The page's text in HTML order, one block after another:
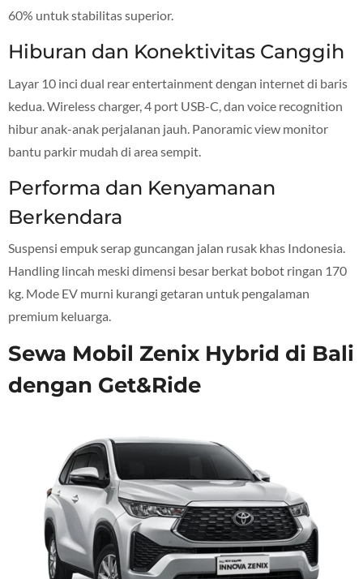
60% untuk stabilitas superior.
Hiburan dan Konektivitas Canggih
Layar 10 inci dual rear entertainment dengan internet di baris
kedua. Wireless charger, 4 port USB-C, dan voice recognition
hibur anak-anak perjalanan jauh. Panoramic view monitor
bantu parkir mudah di area sempit.
Performa dan Kenyamanan
Berkendara
Suspensi empuk serap guncangan jalan rusak khas Indonesia.
Handling lincah meski dimensi besar berkat bobot ringan 170
kg. Mode EV murni kurangi getaran untuk pengalaman
premium keluarga.
Sewa Mobil Zenix Hybrid di Bali
dengan Get&Ride